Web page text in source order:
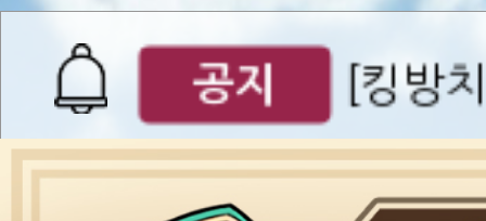
공지 [킹방
공지 [킹방